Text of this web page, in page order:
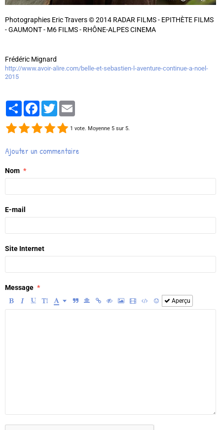
Photographies Eric Travers © 2014 RADAR FILMS - EPITHÈTE FILMS
- GAUMONT - M6 FILMS - RHÔNE-ALPES CINEMA
Frédéric Mignard
http://www.avoir-alire.com/belle-et-sebastien-l-aventure-continue-a-noel-
2015
PartagerFacebook
Twitter
1 vote. Moyenne 5 sur 5.
Ajouter un commentaire
Nom
E-mail
Site Internet
Message
Aperçu